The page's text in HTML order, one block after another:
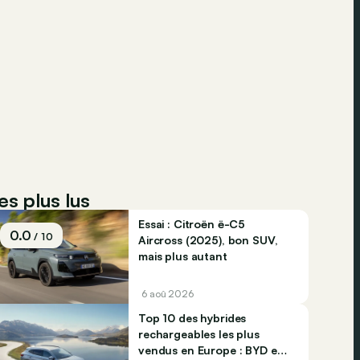
plus lus
0.0/ 10
Essai : Citroën ë-C5
Aircross (2025), bon SUV,
mais plus autant
6 aoû 2026
Top 10 des hybrides
rechargeables les plus
vendus en Europe : BYD et